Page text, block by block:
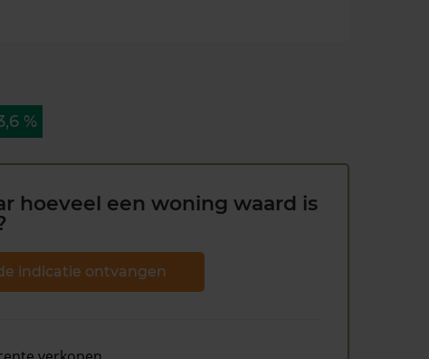
%
hoeveel een woning waard is
indicatie ontvangen